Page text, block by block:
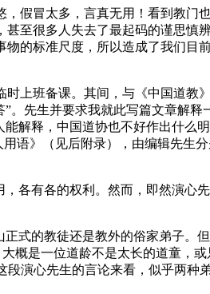
假冒太多，言真无用！看到教门
至很多人失去了最起码的谨思慎
的标准尺度，所以造成了我们目
上班备课。其间，与《中国道教
先生并要求我就此写篇文章解释
解释，中国道协也不好作出什么
语》（见后附录），由编辑先生
各有各的权利。然而，即然演心
式的教徒还是教外的俗家弟子。
概是一位道龄不是太长的道童，
演心先生的言论来看，似乎两种